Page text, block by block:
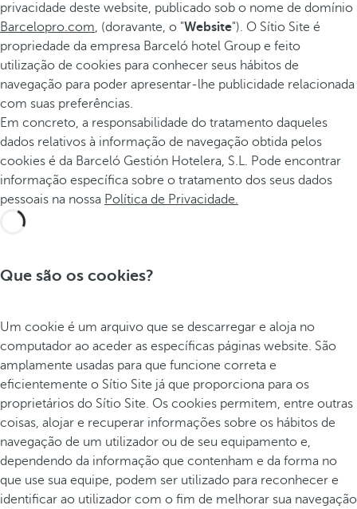
privacidade deste website, publicado sob o nome de domínio
Barcelopro.com, (doravante, o "Website"). O Sítio Site é
propriedade da empresa Barceló hotel Group e feito
utilização de cookies para conhecer seus hábitos de
navegação para poder apresentar-lhe publicidade relacionada
com suas preferências.
Em concreto, a responsabilidade do tratamento daqueles
dados relativos à informação de navegação obtida pelos
cookies é da Barceló Gestión Hotelera, S.L. Pode encontrar
informação específica sobre o tratamento dos seus dados
pessoais na nossa Política de Privacidade.
Que são os cookies?
Um cookie é um arquivo que se descarregar e aloja no
computador ao aceder as específicas páginas website. São
amplamente usadas para que funcione correta e
eficientemente o Sítio Site já que proporciona para os
proprietários do Sítio Site. Os cookies permitem, entre outras
coisas, alojar e recuperar informações sobre os hábitos de
navegação de um utilizador ou de seu equipamento e,
dependendo da informação que contenham e da forma no
que use sua equipe, podem ser utilizado para reconhecer e
identificar ao utilizador com o fim de melhorar sua navegação